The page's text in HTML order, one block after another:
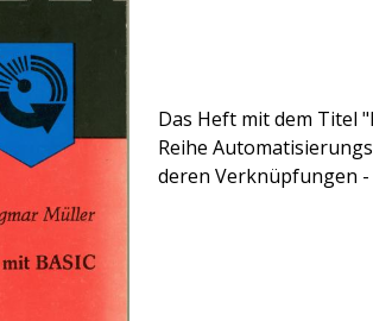
Das Heft mit dem Titel
Reihe
deren Verknüpfungen -